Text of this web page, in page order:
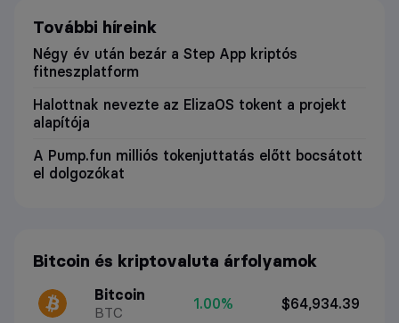
További híreink
Négy év után bezár a Step App kriptós
fitneszplatform
Halottnak nevezte az ElizaOS tokent a projekt
alapítója
A Pump.fun milliós tokenjuttatás előtt bocsátott
el dolgozókat
Bitcoin és kriptovaluta árfolyamok
Bitcoin
BTC
1.00% $64,934.39